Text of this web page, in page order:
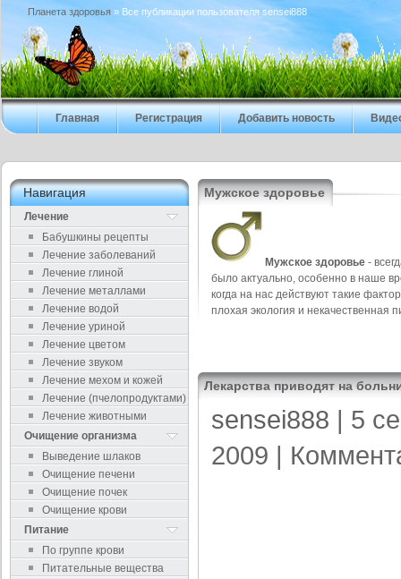
Планета здоровья » Все публикации пользователя sensei888
Главная Регистрация Добавить новость
Навигация
Лечение
Бабушкины рецепты
Лечение заболеваний
Лечение глиной
Лечение металлами
Лечение водой
Лечение уриной
Лечение цветом
Лечение звуком
Лечение мехом и кожей
Лечение (пчелопродуктами)
Лечение животными
Очищение организма
Выведение шлаков
Очищение печени
Очищение почек
Очищение крови
Питание
По группе крови
Питательные вещества
Мужское здоровье
Мужское здоровье -
было актуально, особенно в наше
когда на нас действуют такие
плохая экология и некачественная
Лекарства приводят на
sensei888 | 5
2009 |